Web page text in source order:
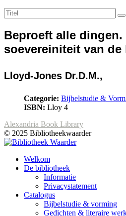
Beproeft alle dingen.
soevereiniteit van de
Lloyd-Jones Dr.D.M.,
Categorie: Bijbelstudie &
ISBN: Lloy 4
Alexandria Book Library
© 2025 Bibliotheekwaarder
Welkom
De bibliotheek
Informatie
Privacystatement
Catalogus
Bijbelstudie & vorming
Gedichten & literaire